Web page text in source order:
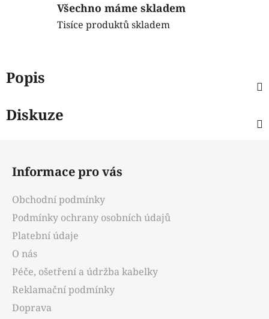
Všechno máme skladem
Tisíce produktů skladem
Popis
Diskuze
Informace pro vás
Obchodní podmínky
Podmínky ochrany osobních údajů
Platební údaje
O nás
Péče, ošetření a údržba kabelky
Reklamační podmínky
Doprava